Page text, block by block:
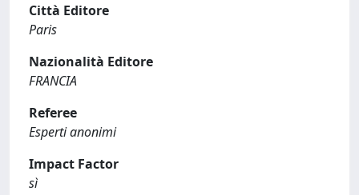
Città Editore
Paris
Nazionalità Editore
FRANCIA
Referee
Esperti anonimi
Impact Factor
sì